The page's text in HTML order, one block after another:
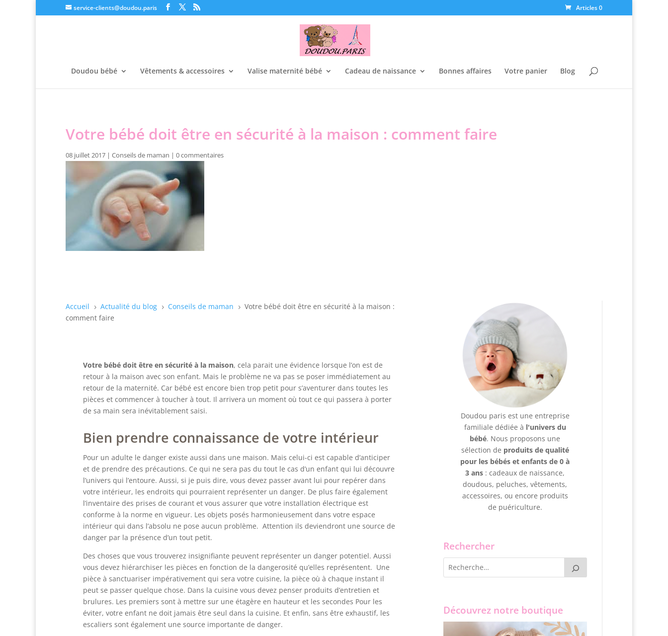
service-clients@doudou.paris Articles 0
Doudou bébé Vêtements & accessoires Valise maternité bébé Cadeau de naissance Bonnes affaires Votre panier Blog
Votre bébé doit être en sécurité à la maison : comment faire
08 juillet 2017 | Conseils de maman | 0 commentaires
Accueil 5 Actualité du blog 5 Conseils de maman 5 Votre bébé doit être en sécurité à la maison :
comment faire
Votre bébé doit être en sécurité à la maison, cela parait une évidence lorsque l’on est de
retour à la maison avec son enfant. Mais le problème ne va pas se poser immédiatement au
retour de la maternité. Car bébé est encore bien trop petit pour s’aventurer dans toutes les
pièces et commencer à toucher à tout. Il arrivera un moment où tout ce qui passera à porter
de sa main sera inévitablement saisi.
Bien prendre connaissance de votre intérieur
Pour un adulte le danger existe aussi dans une maison. Mais celui-ci est capable d’anticiper
et de prendre des précautions. Ce qui ne sera pas du tout le cas d’un enfant qui lui découvre
l’univers qui l’entoure. Aussi, si je puis dire, vous devez passer avant lui pour repérer dans
votre intérieur, les endroits qui pourraient représenter un danger. De plus faire également
l’inventaire des prises de courant et vous assurer que votre installation électrique est
conforme à la norme en vigueur. Les objets posés harmonieusement dans votre espace
intérieur qui dans l’absolu ne pose aucun problème. Attention ils deviendront une source de
danger par la présence d’un tout petit.
Des choses que vous trouverez insignifiante peuvent représenter un danger potentiel. Aussi
vous devez hiérarchiser les pièces en fonction de la dangerosité qu’elles représentent. Une
pièce à sanctuariser impérativement qui sera votre cuisine, la pièce où à chaque instant il
peut se passer quelque chose. Dans la cuisine vous devez penser produits d’entretien et
brulures. Les premiers sont à mettre sur une étagère en hauteur et les secondes Pour les
éviter, votre enfant ne doit jamais être seul dans la cuisine. Et enfin, sans être exhaustif, les
escaliers sont également une source importante de danger.
Doudou paris est une entreprise
familiale dédiée à l'univers du
bébé. Nous proposons une
sélection de produits de qualité
pour les bébés et enfants de 0 à
3 ans : cadeaux de naissance,
doudous, peluches, vêtements,
accessoires, ou encore produits
de puériculture.
Rechercher
Découvrez notre boutique